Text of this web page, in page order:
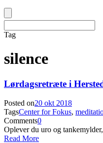
Tag
silence
Lørdagsretræte i
Posted on20 okt 2018
TagsCenter for Fokus,
Comments0
Oplever du uro og
Read More